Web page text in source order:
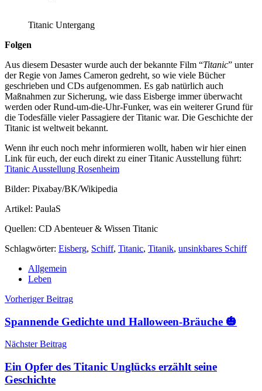
Titanic Untergang
Folgen
Aus diesem Desaster wurde auch der bekannte Film “Titanic” unter
der Regie von James Cameron gedreht, so wie viele Bücher
geschrieben und CDs aufgenommen. Es gab natürlich auch
Maßnahmen zur Sicherung, wie dass Eisberge immer überwacht
werden oder Rund-um-die-Uhr-Funker, was ein weiterer Grund für
die Todesfälle vieler Passagiere der Titanic war. Die Geschichte der
Titanic ist weltweit bekannt.
Wenn ihr euch noch mehr informieren wollt, haben wir hier einen
Link für euch, der euch direkt zu einer Titanic Ausstellung führt:
Titanic Ausstellung Rosenheim
Bilder: Pixabay/BK/Wikipedia
Artikel: PaulaS
Quellen: CD Abenteuer & Wissen Titanic
Schlagwörter: Eisberg, Schiff, Titanic, Titanik, unsinkbares Schiff
Allgemein
Leben
Beitragsnavigation
Vorheriger Beitrag
Spannende Gedichte und Halloween-Bräuche 🎃
Nächster Beitrag
Ein Opfer des Titanic Unglücks erzählt seine
Geschichte